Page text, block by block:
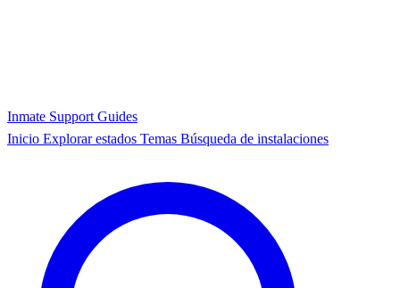
Inmate Support Guides
Inicio Explorar estados Temas Búsqueda de instalaciones